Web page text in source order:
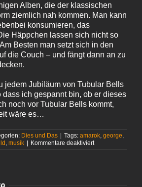
Alben, die der klassischen
ziemlich nah kommen. Man kann
konsumieren, das
Häppchen lassen sich nicht so
Besten man setzt sich in den
die Couch – und fängt dann an zu
jedem Jubiläum von Tubular Bells
dass ich gespannt bin, ob er dieses
noch vor Tubular Bells kommt,
wäre es…
Dies und Das | Tags: amarok george
musik | Kommentare deaktiviertfür